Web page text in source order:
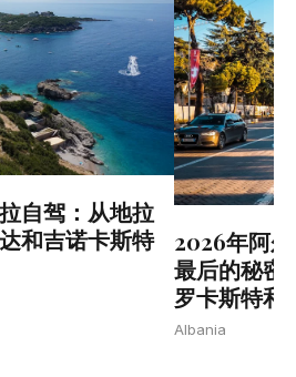
自驾：从地拉
和吉诺卡斯特
2026年阿
最后的秘
罗卡斯特和
Albania